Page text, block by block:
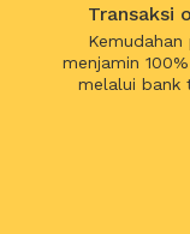
Transaksi
Kemudahan
menjamin
melalui bank